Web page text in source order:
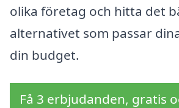
olika företag och hitta det
alternativet som passar
din budget.
Få 3 erbjudanden, gratis